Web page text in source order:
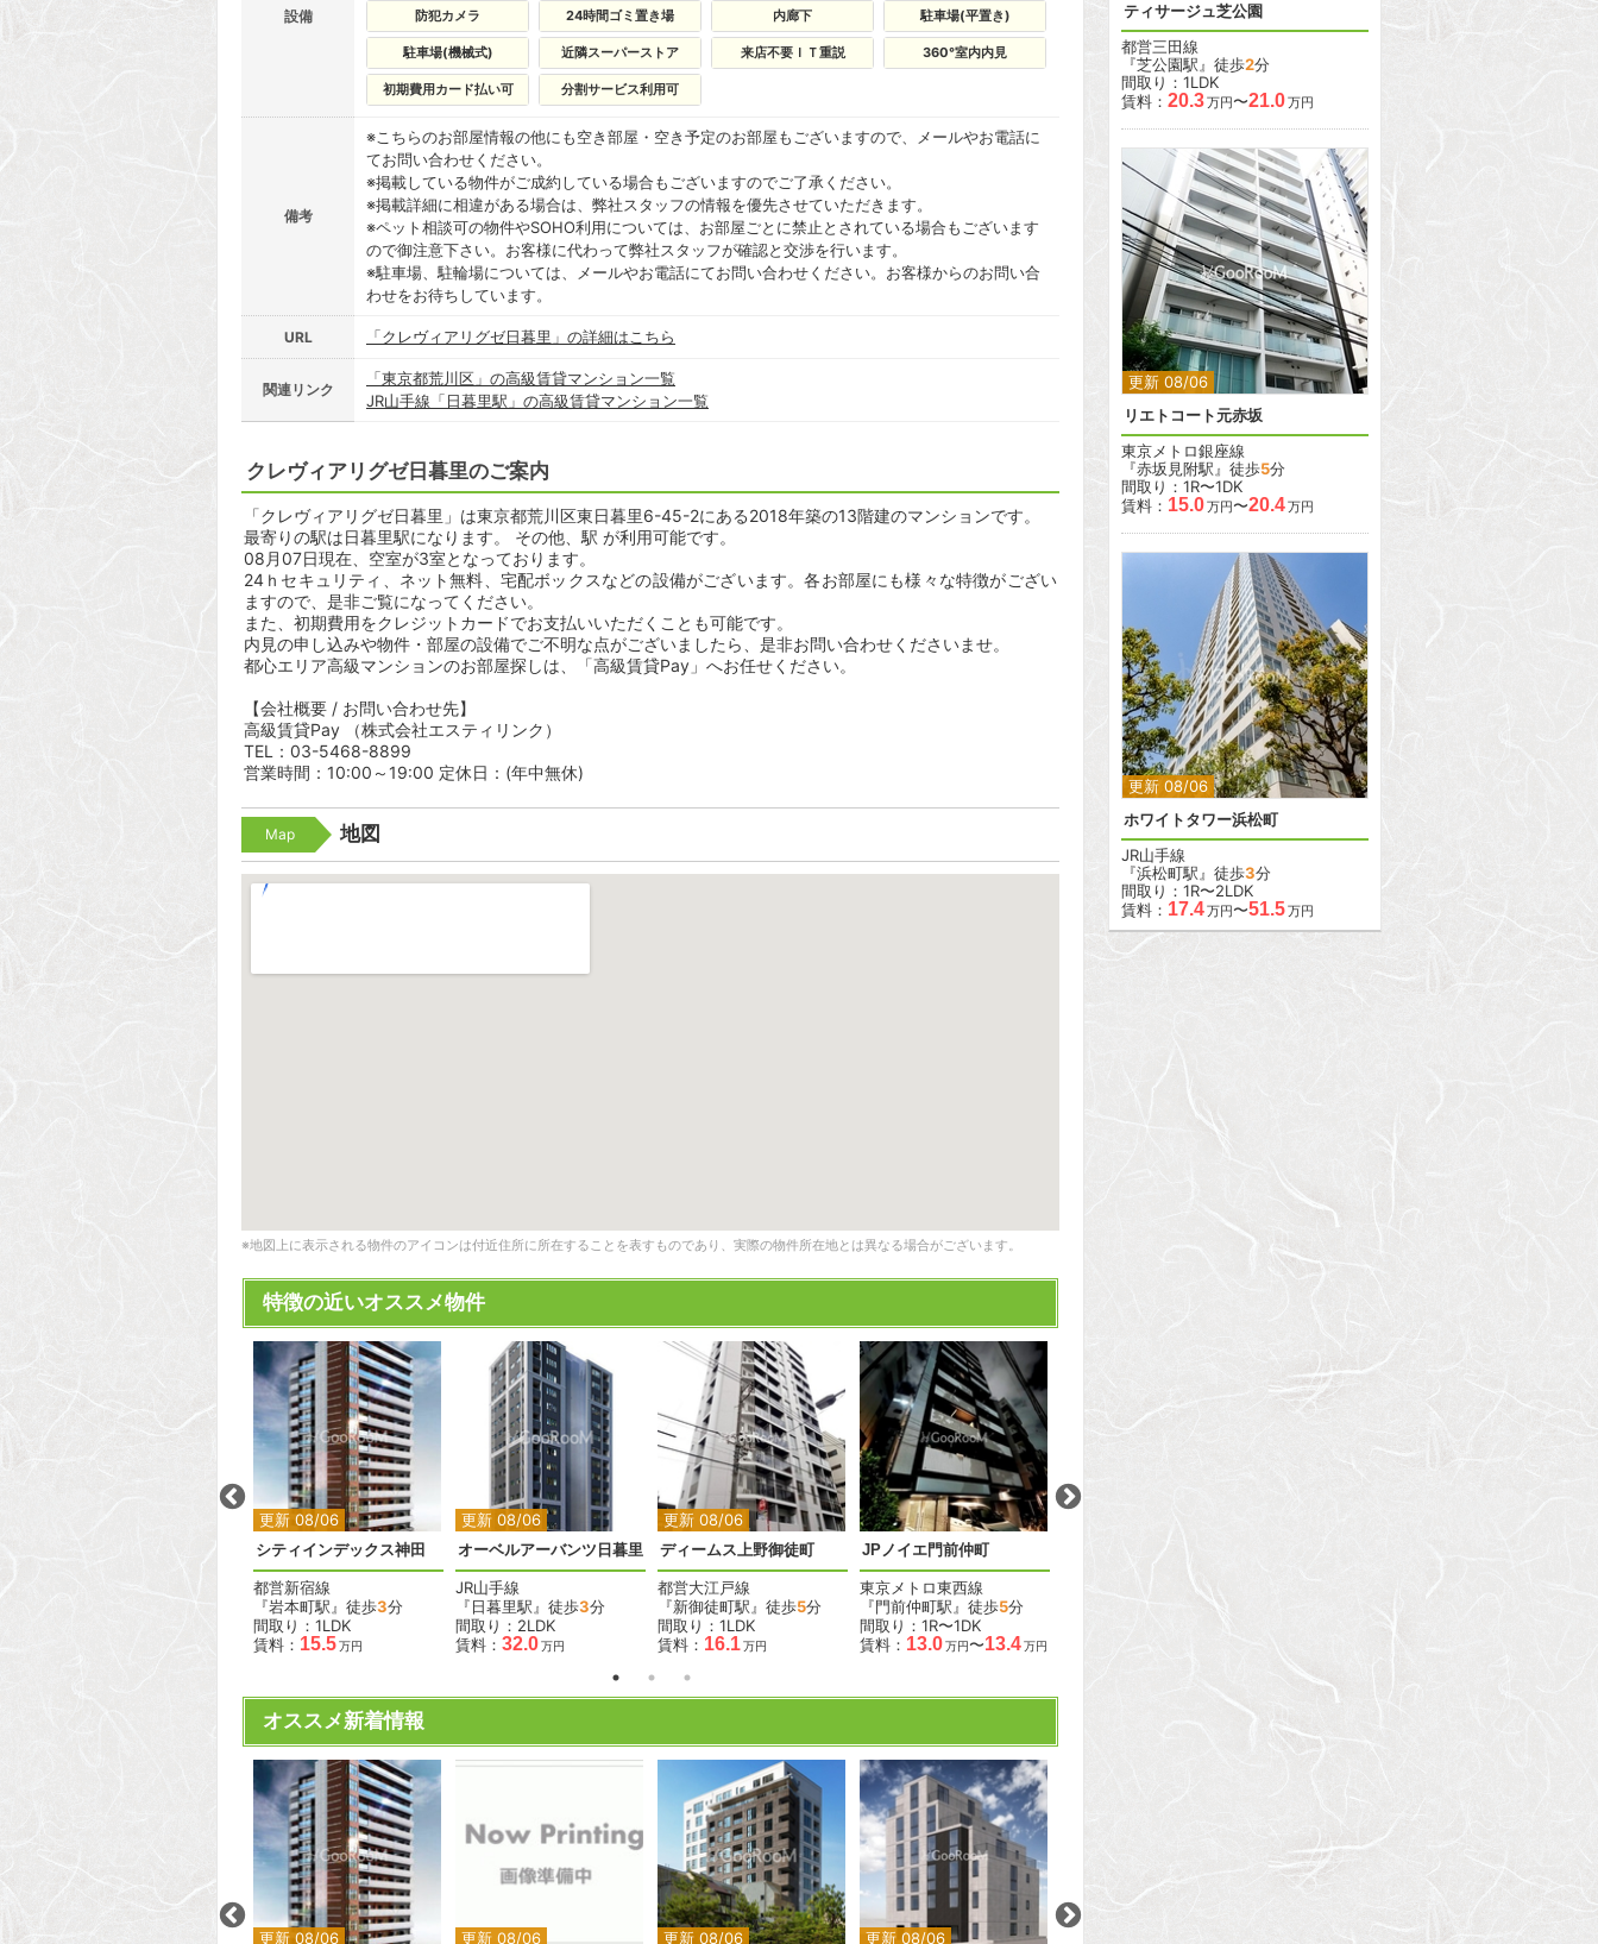
設備 防犯カメラ 24時間ゴミ置き場 内廊下 駐車場(平置き)
駐車場(機械式) 近隣スーパーストア 来店不要ＩＴ重説 360°室内内見
初期費用カード払い可 分割サービス利用可
備考
※こちらのお部屋情報の他にも空き部屋・空き予定のお部屋もございますので、メールやお電話に
てお問い合わせください。
※掲載している物件がご成約している場合もございますのでご了承ください。
※掲載詳細に相違がある場合は、弊社スタッフの情報を優先させていただきます。
※ペット相談可の物件やSOHO利用については、お部屋ごとに禁止とされている場合もございます
ので御注意下さい。お客様に代わって弊社スタッフが確認と交渉を行います。
※駐車場、駐輪場については、メールやお電話にてお問い合わせください。お客様からのお問い合
わせをお待ちしています。
URL 「クレヴィアリグゼ日暮里」の詳細はこちら
関連リンク
「東京都荒川区」の高級賃貸マンション一覧
JR山手線「日暮里駅」の高級賃貸マンション一覧
クレヴィアリグゼ日暮里のご案内
「クレヴィアリグゼ日暮里」は東京都荒川区東日暮里6-45-2にある2018年築の13階建のマンションです。
最寄りの駅は日暮里駅になります。 その他、駅 が利用可能です。
08月07日現在、空室が3室となっております。
24ｈセキュリティ、ネット無料、宅配ボックスなどの設備がございます。各お部屋にも様々な特徴がござい
ますので、是非ご覧になってください。
また、初期費用をクレジットカードでお支払いいただくことも可能です。
内見の申し込みや物件・部屋の設備でご不明な点がございましたら、是非お問い合わせくださいませ。
都心エリア高級マンションのお部屋探しは、「高級賃貸Pay」へお任せください。
【会社概要 / お問い合わせ先】
高級賃貸Pay （株式会社エスティリンク）
TEL：03-5468-8899
営業時間：10:00～19:00 定休日：(年中無休)
Map 地図
※地図上に表示される物件のアイコンは付近住所に所在することを表すものであり、実際の物件所在地とは異なる場合がございます。
特徴の近いオススメ物件
アッパーフィールドウッド
更新 08/06
2
シティインデックス神田
都営新宿線
『岩本町駅』徒歩3分
間取り：1LDK
賃料： 15.5万円
更新 08/06
オーベルアーバンツ日暮里
JR山手線
『日暮里駅』徒歩3分
間取り：2LDK
賃料： 32.0万円
更新 08/06
2
ディームス上野御徒町
都営大江戸線
『新御徒町駅』徒歩5分
間取り：1LDK
賃料： 16.1万円
2
JPノイエ門前仲町
東京メトロ東西線
『門前仲町駅』徒歩5分
間取り：1R〜1DK
賃料： 13.0万円〜13.4万円
SAKURAレジデンス
分
オススメ新着情報
更新 08/06
2
更新 08/06
2
更新 08/06
2
更新 08/06
2
ティサージュ芝公園
都営三田線
『芝公園駅』徒歩2分
間取り：1LDK
賃料： 20.3万円〜21.0万円
更新 08/06
2 2
リエトコート元赤坂
東京メトロ銀座線
『赤坂見附駅』徒歩5分
間取り：1R〜1DK
賃料： 15.0万円〜20.4万円
更新 08/06
2 2
ホワイトタワー浜松町
JR山手線
『浜松町駅』徒歩3分
間取り：1R〜2LDK
賃料： 17.4万円〜51.5万円